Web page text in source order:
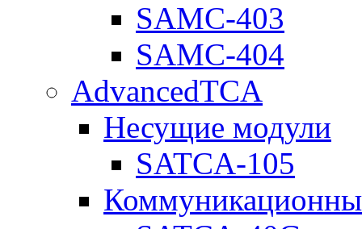
SAMC-403
SAMC-404
AdvancedTCA
Несущие модули
SATCA-105